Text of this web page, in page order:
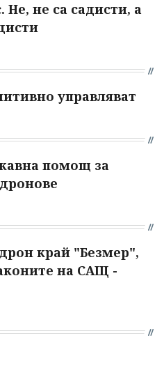
не са садисти, а
управляват
помощ за
край "Безмер",
на САЩ -